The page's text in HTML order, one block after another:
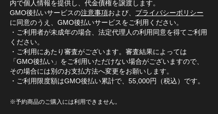
内で個人情報を提供し、代金債権を譲渡します。
GMO後払いサービスの注意事項および、 プライバシーポリシー
に同意のうえ、GMO後払いサービスをご利用ください。
・ご利用者が未成年の場合、法定代理人の利用同意を得てご利用
ください。
・ご利用にあたり審査がございます。審査結果によっては
「GMO後払い」をご利用いただけない場合がございますので、
その場合には別のお支払方法へ変更をお願いします。
・ご利用限度額はGMO後払い累計で、55,000円（税込）です。
※予約商品のご購入には利用できません。